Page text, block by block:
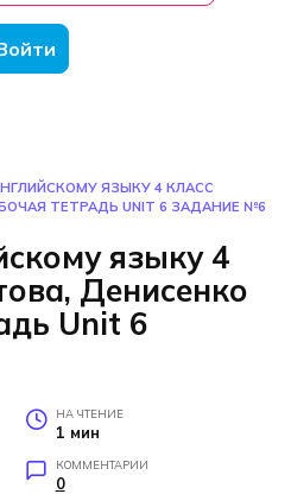
ЯЗЫКУ 4 КЛАСС
ТЕТРАДЬ UNIT 6 ЗАДАНИЕ №6
языку 4
Денисенко
Unit 6
НА ЧТЕНИЕ
1 мин
КОММЕНТАРИИ
0